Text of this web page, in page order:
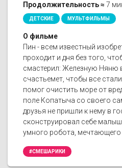
Продолжительность ≈ 7
ДЕТСКИЕ МУЛЬТФИЛЬМЫ
О фильме
Пин - всем известный
проходит и дня без того,
смастерил: Железную Няню
счастьемет, чтобы все
помог очистить море от
поле Копатыча со своего
друзья не пришли к нему в
сконструировал себе
умного робота, мечтающего
#СМЕШАРИКИ